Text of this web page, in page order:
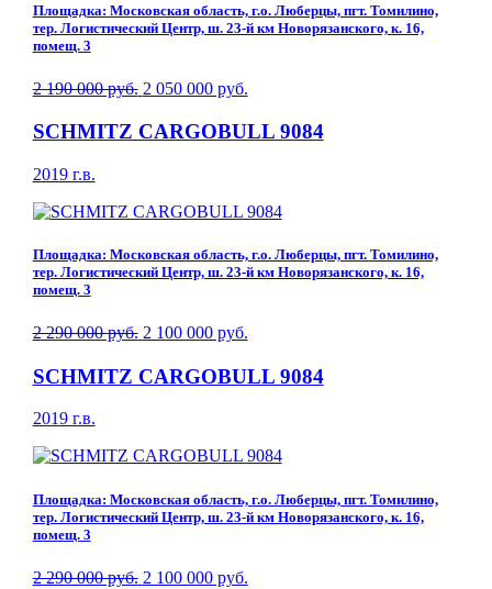
Площадка: Московская область, г.о. Люберцы, пгт. Томилино,
тер. Логистический Центр, ш. 23-й км Новорязанского, к. 16,
помещ. 3
2 190 000 руб. 2 050 000 руб.
SCHMITZ CARGOBULL 9084
2019 г.в.
Площадка: Московская область, г.о. Люберцы, пгт. Томилино,
тер. Логистический Центр, ш. 23-й км Новорязанского, к. 16,
помещ. 3
2 290 000 руб. 2 100 000 руб.
SCHMITZ CARGOBULL 9084
2019 г.в.
Площадка: Московская область, г.о. Люберцы, пгт. Томилино,
тер. Логистический Центр, ш. 23-й км Новорязанского, к. 16,
помещ. 3
2 290 000 руб. 2 100 000 руб.